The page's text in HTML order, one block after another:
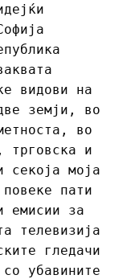
видови на
земји, во
во
трговска и
секоја моја
пати
емисии за
телевизија
гледачи
убавините